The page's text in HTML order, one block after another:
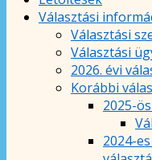
Választási
Választási
Választási
2026. évi
Korábbi
2025-
2024-